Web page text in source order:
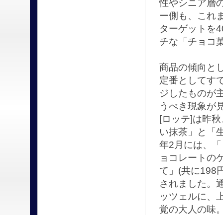
性やシニア層
ー側も、これ
ターゲットを
チな「チョコ
商品の傾向と
定番としてす
ジしたものが
うべき現象が
[ロッテ]は昨
い抹茶」と「
年2月には、
ョコレートの
て」(共に198
されました。
ッツェルに、
覚の大人の味